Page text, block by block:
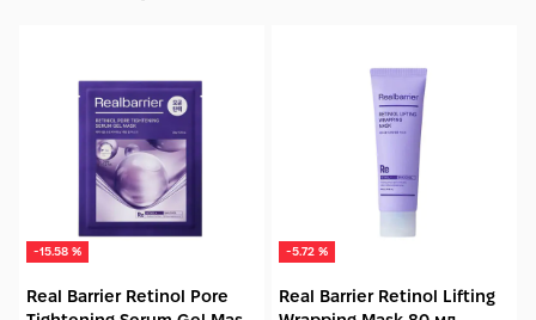
-15.58 %
Real Barrier Retinol Pore
-5.72 %
Real Barrier Retinol Lifting